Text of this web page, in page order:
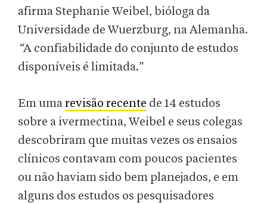
afirma Stephanie Weibel, bióloga da
Universidade de Wuerzburg, na Alemanha.
“A confiabilidade do conjunto de estudos
disponíveis é limitada.”
Em umarevisão recente de 14 estudos
sobre a ivermectina, Weibel e seus colegas
descobriram que muitas vezes os ensaios
clínicos contavam com poucos pacientes
ou não haviam sido bem planejados, e em
alguns dos estudos os pesquisadores